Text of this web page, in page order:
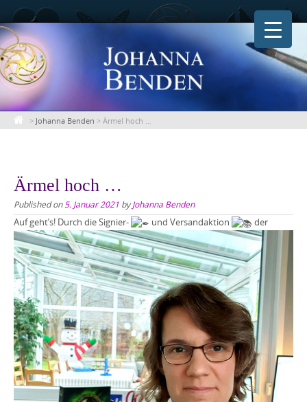
Skip
to
content
> Johanna Benden > Ärmel hoch …
Ärmel hoch …
Published on5. Januar 2021 byJohanna Benden
Auf geht’s! Durch die Signier- und Versandaktion der